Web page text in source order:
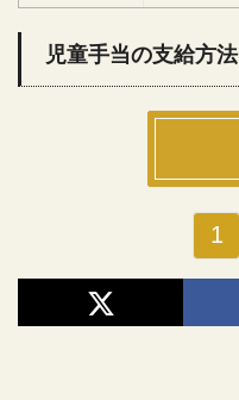
児童手当の支給方法
1